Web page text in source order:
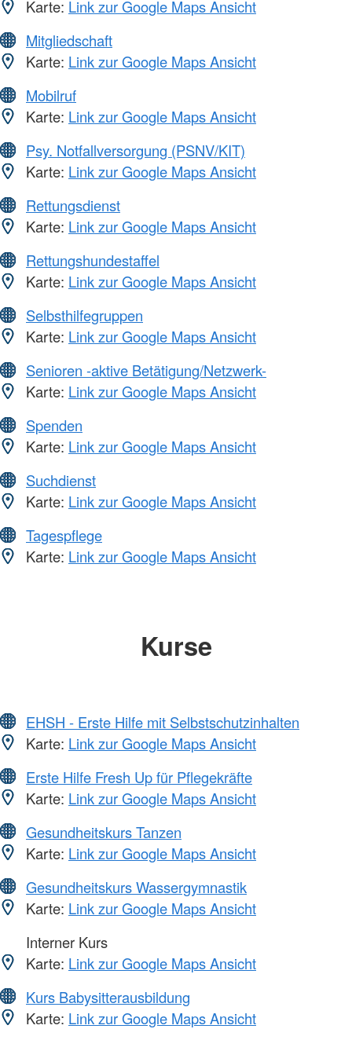
Karte: Link zur Google Maps Ansicht
Mitgliedschaft
Karte: Link zur Google Maps Ansicht
Mobilruf
Karte: Link zur Google Maps Ansicht
Psy. Notfallversorgung (PSNV/KIT)
Karte: Link zur Google Maps Ansicht
Rettungsdienst
Karte: Link zur Google Maps Ansicht
Rettungshundestaffel
Karte: Link zur Google Maps Ansicht
Selbsthilfegruppen
Karte: Link zur Google Maps Ansicht
Senioren -aktive Betätigung/Netzwerk-
Karte: Link zur Google Maps Ansicht
Spenden
Karte: Link zur Google Maps Ansicht
Suchdienst
Karte: Link zur Google Maps Ansicht
Tagespflege
Karte: Link zur Google Maps Ansicht
Kurse
EHSH - Erste Hilfe mit Selbstschutzinhalten
Karte: Link zur Google Maps Ansicht
Erste Hilfe Fresh Up für Pflegekräfte
Karte: Link zur Google Maps Ansicht
Gesundheitskurs Tanzen
Karte: Link zur Google Maps Ansicht
Gesundheitskurs Wassergymnastik
Karte: Link zur Google Maps Ansicht
Interner Kurs
Karte: Link zur Google Maps Ansicht
Kurs Babysitterausbildung
Karte: Link zur Google Maps Ansicht